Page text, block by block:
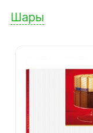
Шары